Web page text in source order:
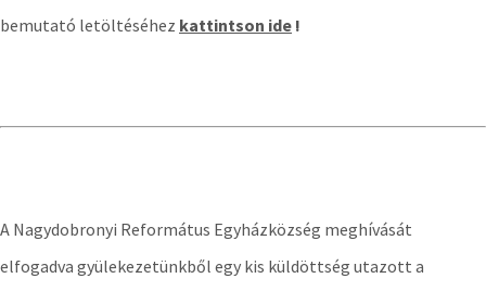
bemutató letöltéséhez kattintson ide !
A Nagydobronyi Református Egyházközség meghívását
elfogadva gyülekezetünkből egy kis küldöttség utazott a